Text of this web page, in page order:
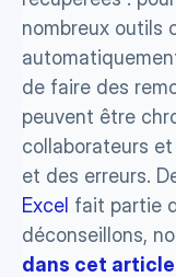
nombreux outils
de faire des
peuvent être
collaborateurs
Excel fait partie
déconseillons,
dans cet article